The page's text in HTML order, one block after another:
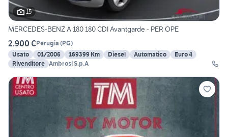
15
MERCEDES-BENZ A 180 180 CDI Avantgarde - PER OPE
2.900 €Perugia (PG)
Usato
01/2006 169399 Km Diesel Automatico
Euro 4
Rivenditore Ambrosi S.p.A